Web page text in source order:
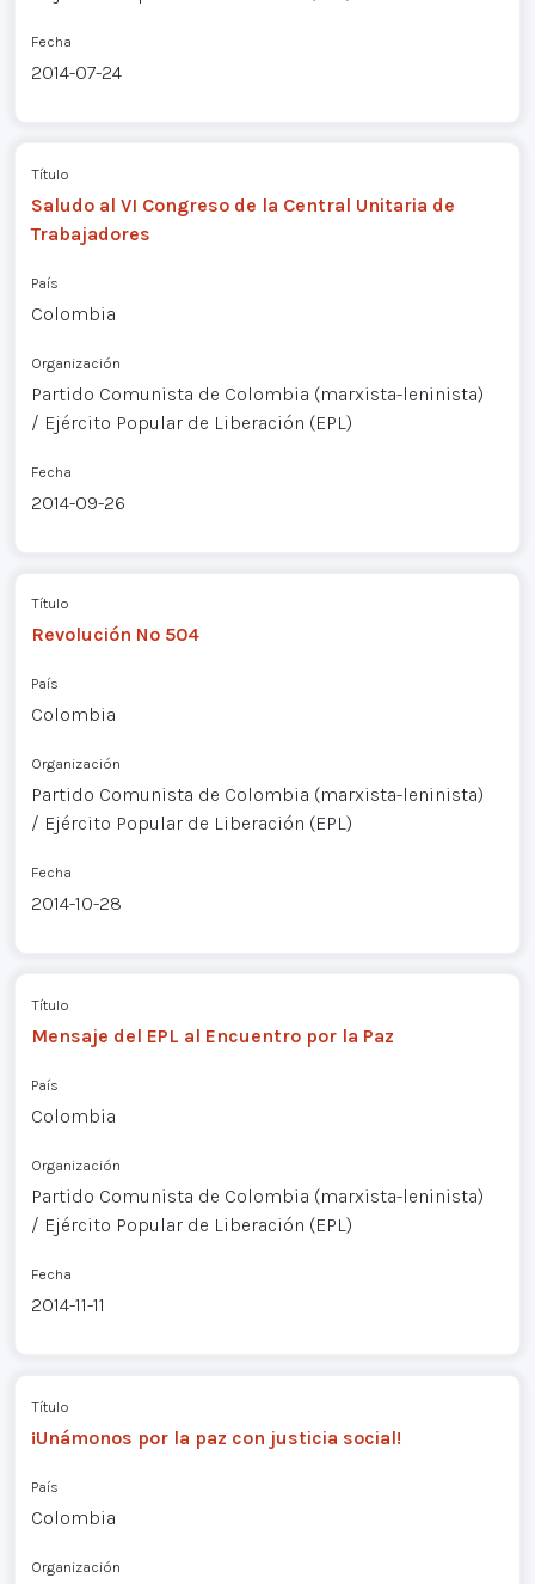
Fecha
2014-07-24
Título
Saludo al VI Congreso de la Central Unitaria de
Trabajadores
País
Colombia
Organización
Partido Comunista de Colombia (marxista-leninista)
/ Ejército Popular de Liberación (EPL)
Fecha
2014-09-26
Título
Revolución Nº 504
País
Colombia
Organización
Partido Comunista de Colombia (marxista-leninista)
/ Ejército Popular de Liberación (EPL)
Fecha
2014-10-28
Título
Mensaje del EPL al Encuentro por la Paz
País
Colombia
Organización
Partido Comunista de Colombia (marxista-leninista)
/ Ejército Popular de Liberación (EPL)
Fecha
2014-11-11
Título
¡Unámonos por la paz con justicia social!
País
Colombia
Organización